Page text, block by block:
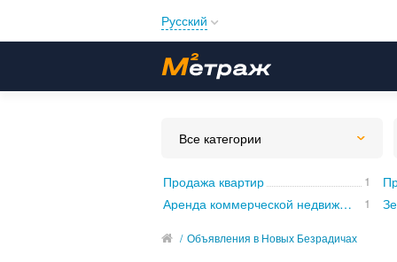
Русский
Українська
Все категории
Продажа квартир 1
Аренда коммерческой недвижимости 1
/ Объявления в Новых Безрадичах